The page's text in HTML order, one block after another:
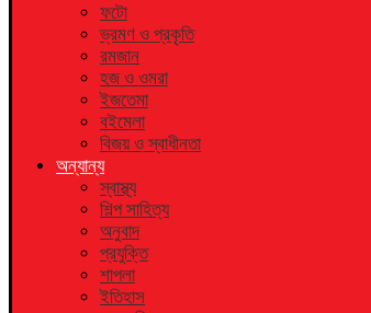
ফটো
ভ্রমণ ও প্রকৃতি
রমজান
হজ ও ওমরা
ইজতেমা
বইমেলা
বিজয় ও স্বাধীনতা
অন্যান্য
স্বাস্থ্য
শিল্প সাহিত্য
অনুবাদ
প্রযুক্তি
শাপলা
ইতিহাস